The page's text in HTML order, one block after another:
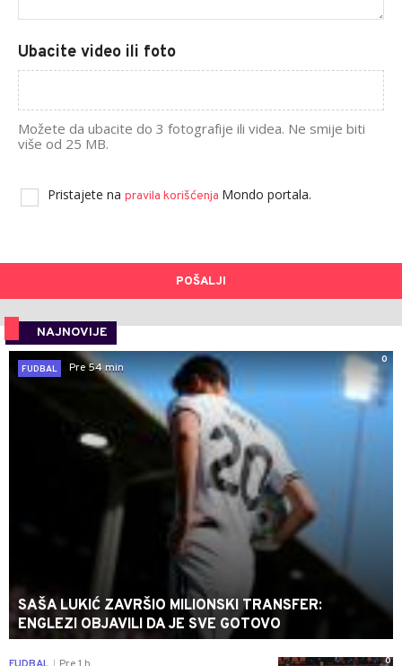
Ubacite video ili foto
Možete da ubacite do 3 fotografije ili videa. Ne smije biti
više od 25 MB.
Pristajete na pravila korišćenja Mondo portala.
POŠALJI
NAJNOVIJE
0
FUDBAL
Pre 54 min
SAŠA LUKIĆ ZAVRŠIO MILIONSKI TRANSFER:
ENGLEZI OBJAVILI DA JE SVE GOTOVO
0